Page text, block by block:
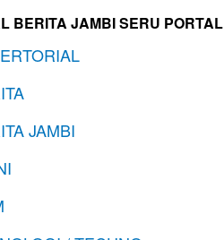
BERITA JAMBI SERU PORTAL
JAMBI